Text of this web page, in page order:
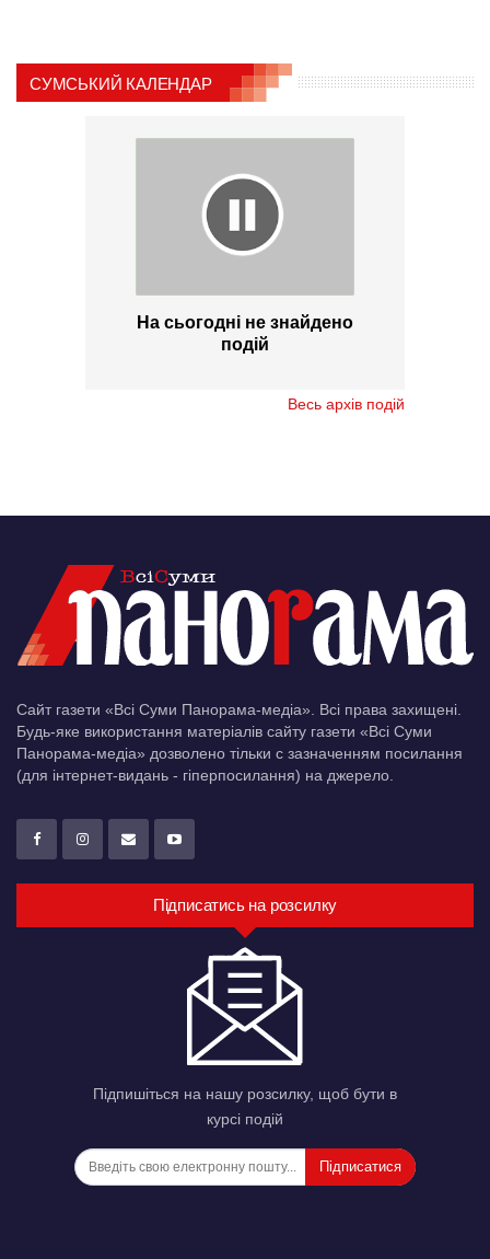
СУМСЬКИЙ КАЛЕНДАР
На сьогодні не знайдено
подій
Весь архів подій
Сайт газети «Всі Суми Панорама-медіа». Всі права захищені.
Будь-яке використання матеріалів сайту газети «Всі Суми
Панорама-медіа» дозволено тільки c зазначенням посилання
(для інтернет-видань - гіперпосилання) на джерело.
Підписатись на розсилку
Підпишіться на нашу розсилку, щоб бути в
курсі подій
Підписатися